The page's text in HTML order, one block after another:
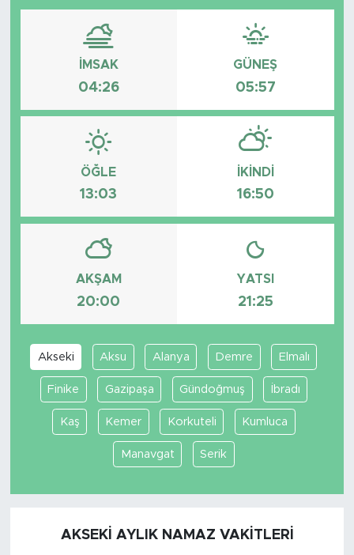
İMSAK
04:26
GÜNEŞ
05:57
ÖĞLE
13:03
İKINDI
16:50
AKŞAM
20:00
YATSI
21:25
Akseki Aksu Alanya Demre Elmalı
Finike Gazipaşa Gündoğmuş İbradı
Kaş Kemer Korkuteli Kumluca
Manavgat Serik
AKSEKI AYLIK NAMAZ VAKITLERI